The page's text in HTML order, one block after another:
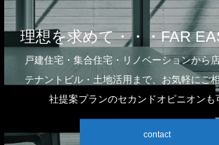
理想を求めて・・・FAR
戸建住宅・集合住宅・リノベーションから
テナントビル・土地活用まで、お気軽にご
社提案プランのセカンドオピニオンも
contact